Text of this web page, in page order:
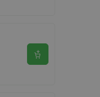
Se produkt